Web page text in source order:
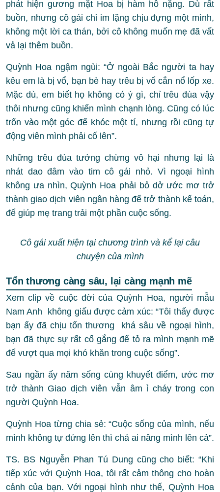
phát hiện gương mặt Hoa bị hàm hô nặng. Dù rất
buồn, nhưng cô gái chỉ im lặng chịu đựng một mình,
không một lời ca thán, bởi cô không muốn mẹ đã vất
vả lại thêm buồn.
Quỳnh Hoa ngậm ngùi: “Ở ngoài Bắc người ta hay
kêu em là bị vổ, bạn bè hay trêu bị vổ cắn nổ lốp xe.
Mặc dù, em biết họ không có ý gì, chỉ trêu đùa vậy
thôi nhưng cũng khiến mình chạnh lòng. Cũng có lúc
trốn vào một góc để khóc một tí, nhưng rồi cũng tự
động viên mình phải cố lên”.
Những trêu đùa tưởng chừng vô hại nhưng lại là
nhát dao đâm vào tim cô gái nhỏ. Vì ngoại hình
không ưa nhìn, Quỳnh Hoa phải bỏ dở ước mơ trở
thành giao dịch viên ngân hàng để trở thành kế toán,
để giúp mẹ trang trải một phần cuộc sống.
Cô gái xuất hiện tại chương trình và kể lại câu
chuyện của mình
Tổn thương càng sâu, lại càng mạnh mẽ
Xem clip về cuộc đời của Quỳnh Hoa, người mẫu
Nam Anh không giấu được cảm xúc: “Tôi thấy được
bạn ấy đã chịu tổn thương khá sâu về ngoại hình,
bạn đã thực sự rất cố gắng để tỏ ra mình mạnh mẽ
để vượt qua mọi khó khăn trong cuộc sống”.
Sau ngần ấy năm sống cùng khuyết điểm, ước mơ
trở thành Giao dịch viên vẫn âm ỉ cháy trong con
người Quỳnh Hoa.
Quỳnh Hoa từng chia sẻ: “Cuộc sống của mình, nếu
mình không tự đứng lên thì chả ai nâng mình lên cả”.
TS. BS Nguyễn Phan Tú Dung cũng cho biết: “Khi
tiếp xúc với Quỳnh Hoa, tôi rất cảm thông cho hoàn
cảnh của bạn. Với ngoại hình như thế, Quỳnh Hoa